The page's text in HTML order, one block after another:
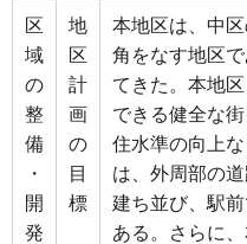
区
域
の
整
備
・
開
発
地
区
計
画
の
目
標
本地区は、中
角をなす地区
てきた。本地
できる健全な
住水準の向上
は、外周部の
建ち並び、駅
ある。さらに